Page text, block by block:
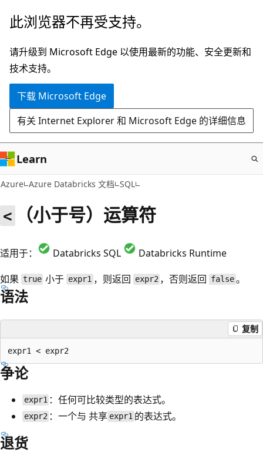
跳
主
要
内
此浏览器不再受支持。
请升级到 Microsoft Edge 以使用最新的功能、安全更新和
技术支持。
下载 Microsoft Edge
有关 Internet Explorer 和 Microsoft Edge 的详细信息
Learn
Azure Azure Databricks 文档 SQL
< （小于号）运算符
适用于： Databricks SQL
Databricks Runtime
如果 true 小于 expr1，则返回 expr2 ，否则返回 false。
语法
复制
争论
expr1 ：任何可比较类型的表达式。
expr2 ：一个与共享 expr1的表达式。
退货